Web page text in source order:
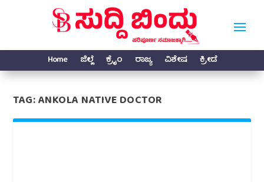
Home ಜಿಲ್ಲೆ ಕ್ರೈಂ ರಾಜ್ಯ ವಿಶೇಷ ಕ್ರೀಡೆ
TAG:ANKOLA NATIVE DOCTOR